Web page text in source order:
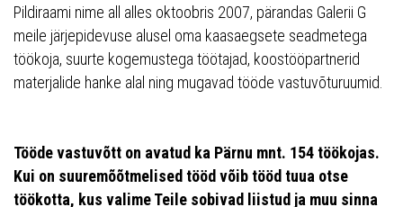
Pildiraami nime all alles oktoobris 2007, pärandas Galerii G
meile järjepidevuse alusel oma kaasaegsete seadmetega
töökoja, suurte kogemustega töötajad, koostööpartnerid
materjalide hanke alal ning mugavad tööde vastuvõturuumid.
Tööde vastuvõtt on avatud ka Pärnu mnt. 154 töökojas.
Kui on suuremõõtmelised tööd võib tööd tuua otse
töökotta, kus valime Teile sobivad liistud ja muu sinna